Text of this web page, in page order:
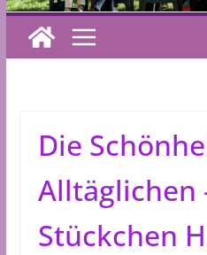
Die
Alltäglichen
Stückchen